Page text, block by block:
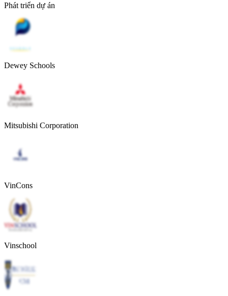
Phát triển dự án
Dewey Schools
Mitsubishi Corporation
VinCons
Vinschool